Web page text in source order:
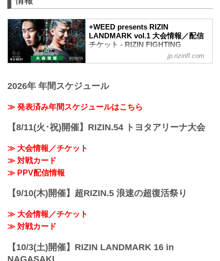
youtu.be
——現在の心境はいかがですか？
井上 もう試合に向かって良い感じで、準
備バッチリしてきたかなって感じです。
——対戦相手の印象はどうですか？
大会前に各選手のインタビューをチェッ
浜崎朱加「寝技でも打撃でも、自分の距
離で闘いたい」
浜崎朱加 試合前インタビュー Yogibo
youtu.be
浜崎 藤野選手と9年ぶりに闘えることを
嬉しく思っています。すごく楽しみで
——対戦相手の印象は...
+WEED presents RIZIN
LANDMARK vol.1 大会情報／配信
チケット - RIZIN FIGHTING
FEDERATION オフィシャルサイト
+WEED presents RIZIN LANDMARK
youtu.be
大会概要
+WEED presents RIZIN LANDMARK
RIZIN FFオフィシャルサイトにてご案内
します。
≫ +...
jp.rizinff.com
2026年 年間スケジュール
≫ 発表済み年間スケジュールはこちら
【8/11(火･祝)開催】RIZIN.54 トヨタアリーナ大会
≫ 大会情報／チケット
≫ 対戦カード
≫ PPV配信情報
【9/10(木)開催】超RIZIN.5 浪速の超復活祭り
≫ 大会情報／チケット
≫ 対戦カード
【10/3(土)開催】RIZIN LANDMARK 16 in
NAGASAKI